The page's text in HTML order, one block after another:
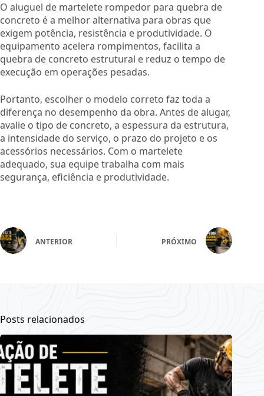
O aluguel de martelete rompedor para quebra de
concreto é a melhor alternativa para obras que
exigem potência, resistência e produtividade. O
equipamento acelera rompimentos, facilita a
quebra de concreto estrutural e reduz o tempo de
execução em operações pesadas.
Portanto, escolher o modelo correto faz toda a
diferença no desempenho da obra. Antes de alugar,
avalie o tipo de concreto, a espessura da estrutura,
a intensidade do serviço, o prazo do projeto e os
acessórios necessários. Com o martelete
adequado, sua equipe trabalha com mais
segurança, eficiência e produtividade.
ANTERIOR PRÓXIMO
Posts relacionados